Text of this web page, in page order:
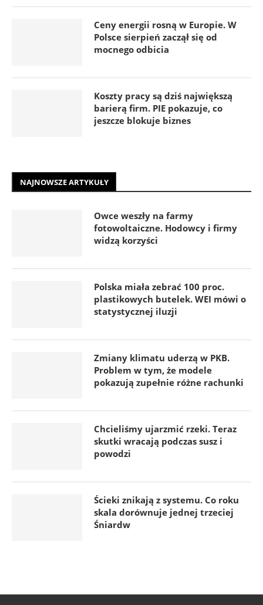
Ceny energii rosną w Europie. W
Polsce sierpień zaczął się od
mocnego odbicia
Koszty pracy są dziś największą
barierą firm. PIE pokazuje, co
jeszcze blokuje biznes
NAJNOWSZE ARTYKUŁY
Owce weszły na farmy
fotowoltaiczne. Hodowcy i firmy
widzą korzyści
Polska miała zebrać 100 proc.
plastikowych butelek. WEI mówi o
statystycznej iluzji
Zmiany klimatu uderzą w PKB.
Problem w tym, że modele
pokazują zupełnie różne rachunki
Chcieliśmy ujarzmić rzeki. Teraz
skutki wracają podczas susz i
powodzi
Ścieki znikają z systemu. Co roku
skala dorównuje jednej trzeciej
Śniardw